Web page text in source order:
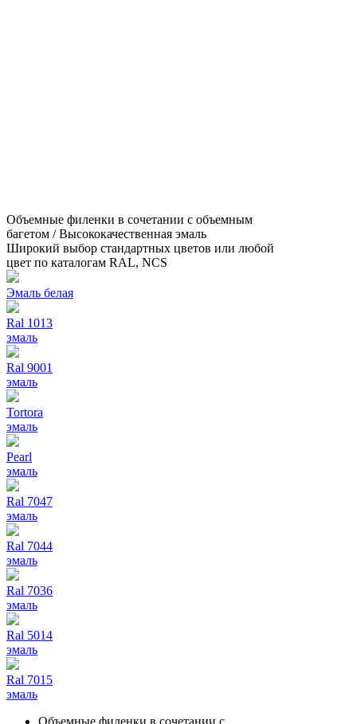
Объемные филенки в сочетании с объемным
багетом / Высококачественная эмаль
Широкий выбор стандартных цветов или любой
цвет по каталогам RAL, NCS
Эмаль белая
Ral 1013
эмаль
Ral 9001
эмаль
Tortora
эмаль
Pearl
эмаль
Ral 7047
эмаль
Ral 7044
эмаль
Ral 7036
эмаль
Ral 5014
эмаль
Ral 7015
эмаль
Объемные филенки в сочетании с